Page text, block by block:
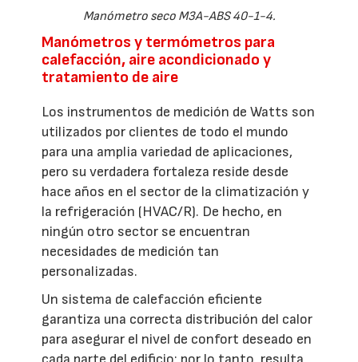
Manómetro seco M3A-ABS 40-1-4.
Manómetros y termómetros para
calefacción, aire acondicionado y
tratamiento de aire
Los instrumentos de medición de Watts son
utilizados por clientes de todo el mundo
para una amplia variedad de aplicaciones,
pero su verdadera fortaleza reside desde
hace años en el sector de la climatización y
la refrigeración (HVAC/R). De hecho, en
ningún otro sector se encuentran
necesidades de medición tan
personalizadas.
Un sistema de calefacción eficiente
garantiza una correcta distribución del calor
para asegurar el nivel de confort deseado en